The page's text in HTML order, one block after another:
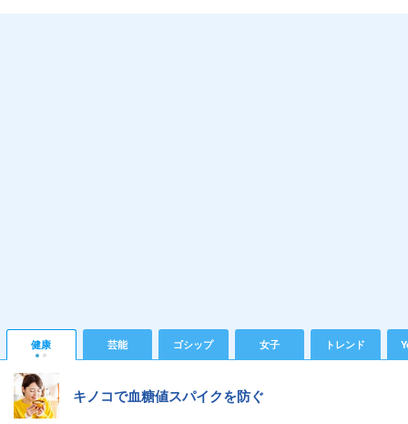
健康 芸能 ゴシップ 女子 トレンド
キノコで血糖値スパイクを防ぐ